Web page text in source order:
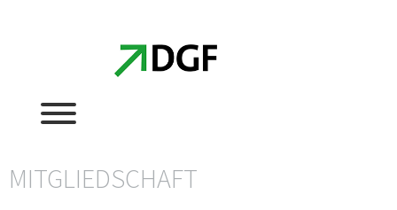
MITGLIEDSCHAFT